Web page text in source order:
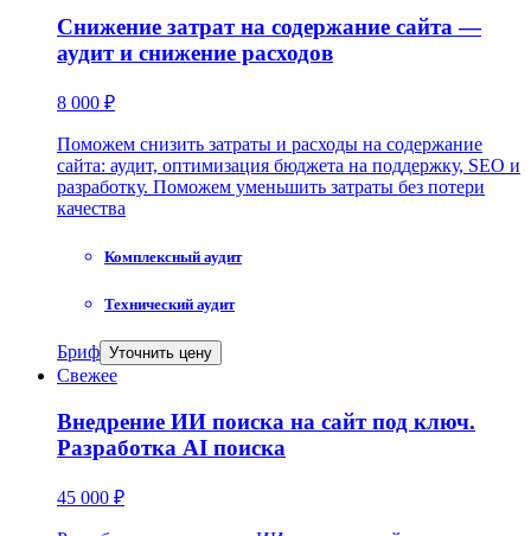
Снижение затрат на содержание сайта —
аудит и снижение расходов
8 000 ₽
Поможем снизить затраты и расходы на содержание
сайта: аудит, оптимизация бюджета на поддержку, SEO и
разработку. Поможем уменьшить затраты без потери
качества
Комплексный аудит
Технический аудит
Бриф Уточнить цену
Свежее
Внедрение ИИ поиска на сайт под ключ.
Разработка AI поиска
45 000 ₽